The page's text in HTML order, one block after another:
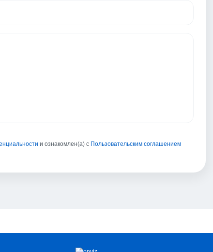
и ознакомлен(а) с Пользовательским соглашением